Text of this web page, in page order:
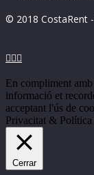
© 2018 CostaRent

En compliment
informació et
acceptant l'ús de
Privacitat &
Cerrar